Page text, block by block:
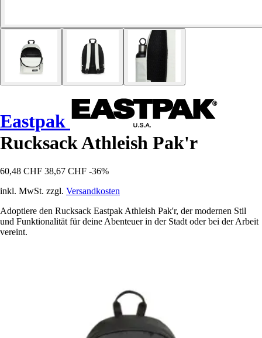
Eastpak
Rucksack Athleish Pak'r
60,48 CHF 38,67 CHF -36%
inkl. MwSt. zzgl. Versandkosten
Adoptiere den Rucksack Eastpak Athleish Pak'r, der modernen Stil
und Funktionalität für deine Abenteuer in der Stadt oder bei der Arbeit
vereint.